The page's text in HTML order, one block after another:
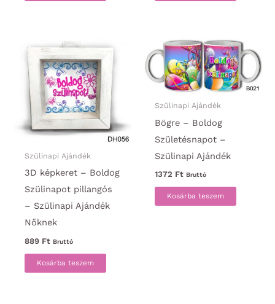
Szülinapi Ajándék
3D képkeret – Boldog
Szülinapot pillangós
– Szülinapi Ajándék
Nőknek
889 Ft Bruttó
Kosárba teszem
Szülinapi Ajándék
Bögre – Boldog
Születésnapot –
Szülinapi Ajándék
1372 Ft Bruttó
Kosárba teszem